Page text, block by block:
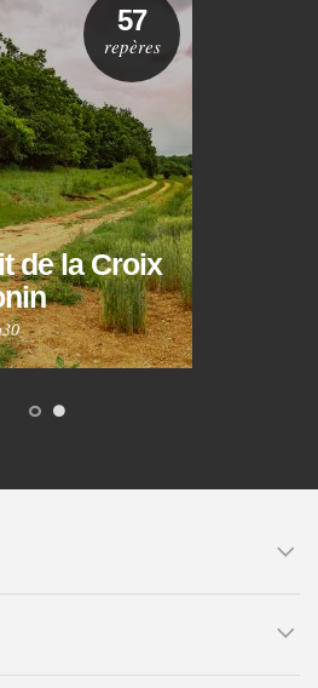
de la Croix
57
repères